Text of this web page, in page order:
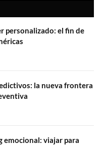
personalizado: el fin de
la nueva frontera
emocional: viajar para